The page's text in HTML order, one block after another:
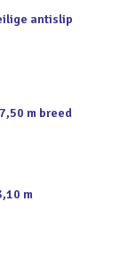
antislip
m breed
m